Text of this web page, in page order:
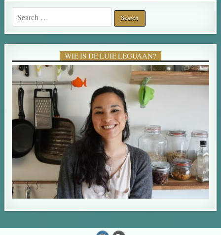
Search for:
WIE IS DE LUIE LEGUAAN?